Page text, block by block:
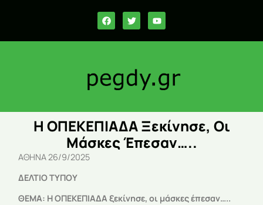
Η ΟΠΕΚΕΠΙΑΔΑ Ξεκίνησε, Οι
Μάσκες Έπεσαν…..
ΑΘΗΝΑ 26/9/2025
ΔΕΛΤΙΟ ΤΥΠΟΥ
ΘΕΜΑ: Η ΟΠΕΚΕΠΙΑΔΑ ξεκίνησε, οι μάσκες έπεσαν…..